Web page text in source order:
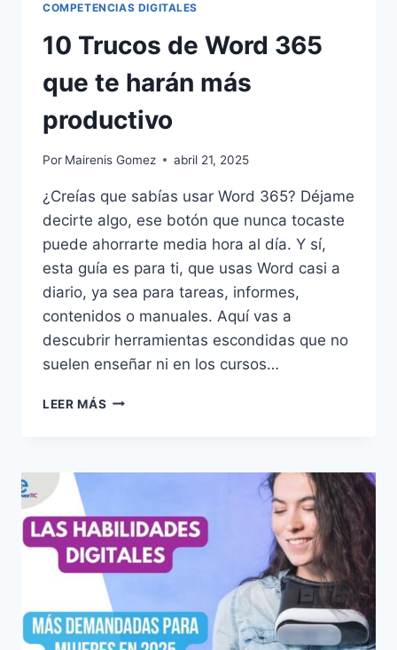
COMPETENCIAS DIGITALES
10 Trucos de Word 365
que te harán más
productivo
Por Mairenis Gomez abril 21, 2025
¿Creías que sabías usar Word 365? Déjame
decirte algo, ese botón que nunca tocaste
puede ahorrarte media hora al día. Y sí,
esta guía es para ti, que usas Word casi a
diario, ya sea para tareas, informes,
contenidos o manuales. Aquí vas a
descubrir herramientas escondidas que no
suelen enseñar ni en los cursos…
LEER MÁS